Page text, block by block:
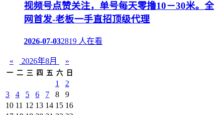
视频号点赞关注，单号每天零撸10－30米。全
网首发-老板一手直招顶级代理
2026-07-032819 人在看
« 2026年8月 »
一 二 三 四 五 六 日
1
2
3
4 5 6 7 8
9
10 11 12 13 14 15 16